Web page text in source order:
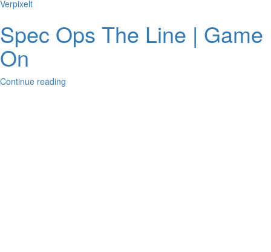
Verpixelt
Spec Ops The Line | Game
On
Continue reading